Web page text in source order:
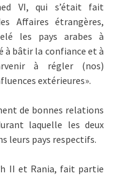
VI, qui s’était fait
Affaires étrangères,
les pays arabes à
à bâtir la confiance et à
à régler (nos)
extérieures».
de bonnes relations
laquelle les deux
leurs pays respectifs.
II et Rania, fait partie